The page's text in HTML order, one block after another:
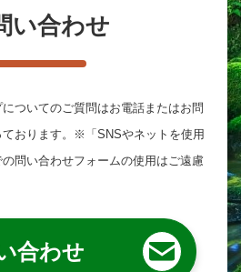
い合わせ
ついてのご質問はお電話またはお問
おります。 ※「SNSやネットを使用
問い合わせフォームの使用はご遠慮
合わせ